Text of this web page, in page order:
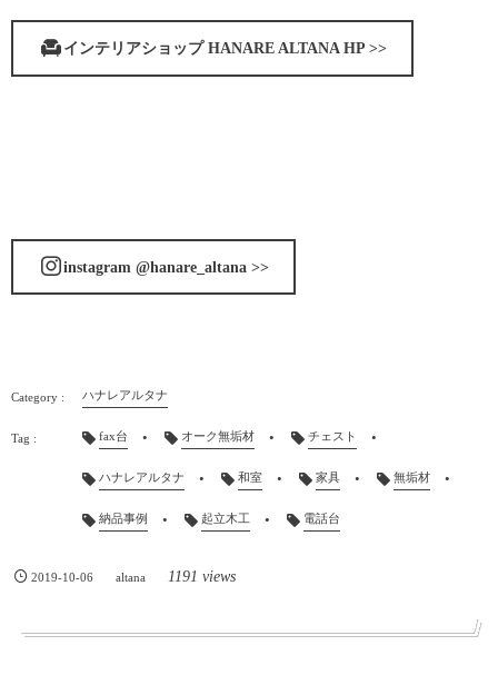
インテリアショップ HANARE ALTANA HP >>
instagram @hanare_altana >>
ハナレアルタナ
fax台 オーク無垢材 チェスト
ハナレアルタナ 和室 家具 無垢材
納品事例 起立木工 電話台
2019-10-06 altana 1191 views